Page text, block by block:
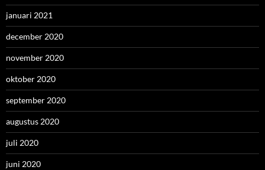
januari 2021
december 2020
november 2020
oktober 2020
september 2020
augustus 2020
juli 2020
juni 2020